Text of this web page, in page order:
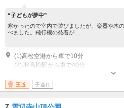
“子どもが夢中”
寒かったので室内で遊びましたが、楽器や木
べました。飛行機の発着が...
(1)高松空港から車で10分
(2)JR高松駅から車で40分
開園：9:00～17:00 休園：毎週月曜日
年末年始（12月30日～1月1日）、※そ
てはお問い合わせください
王道 子連れ
7